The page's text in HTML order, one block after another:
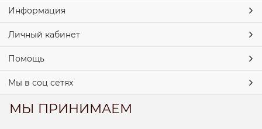
Информация
Личный кабинет
Помощь
Мы в соц сетях
МЫ ПРИНИМАЕМ